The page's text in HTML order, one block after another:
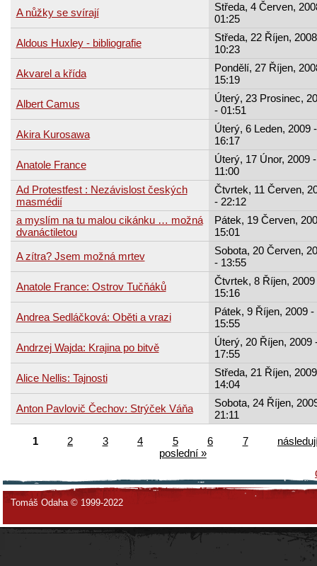
A nůžky se svírají
Středa, 4 Červen,
01:25
Aldous Huxley - bibliografie
Středa, 22 Říjen,
10:23
Akvarel a křída
Pondělí, 27 Říjen,
15:19
Albert Camus
Úterý, 23 Prosinec,
- 01:51
Akira Kurosawa
Úterý, 6 Leden, 2009 -
16:17
Anatole France
Úterý, 17 Únor, 2009 -
11:00
Ad Protestfest : Nezávislost českých
masmédií
Čtvrtek, 11 Červen,
- 22:12
a myslím na tu malou cikánku … možná
dvanáctiletou
Pátek, 19 Červen,
15:01
A zítra? Jsem možná mrtev
Sobota, 20 Červen,
- 13:55
Anatole France: Ostrov Tučňáků
Čtvrtek, 8 Říjen, 2009
15:16
Andrea Sedláčková: Oběti a vrazi
Pátek, 9 Říjen, 2009 -
15:55
Andrzej Wajda: Krajina po bitvě
Úterý, 20 Říjen, 2009
17:55
Alice Nellis: Tajnosti
Středa, 21 Říjen,
14:04
Anton Pavlovič Čechov: Strýček Váňa
Sobota, 24 Říjen,
21:11
1 2 3 4 5 6 7
poslední »
Tomáš Odaha © 1999-2022